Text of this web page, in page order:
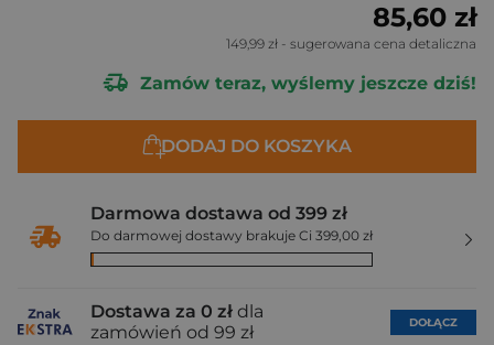
85,60 zł
149,99 zł - sugerowana cena detaliczna
Zamów teraz, wyślemy jeszcze dziś!
DODAJ DO KOSZYKA
Darmowa dostawa od 399 zł
Do darmowej dostawy brakuje Ci 399,00 zł
Dostawa za 0 zł dla
zamówień od 99 zł
DOŁĄCZ